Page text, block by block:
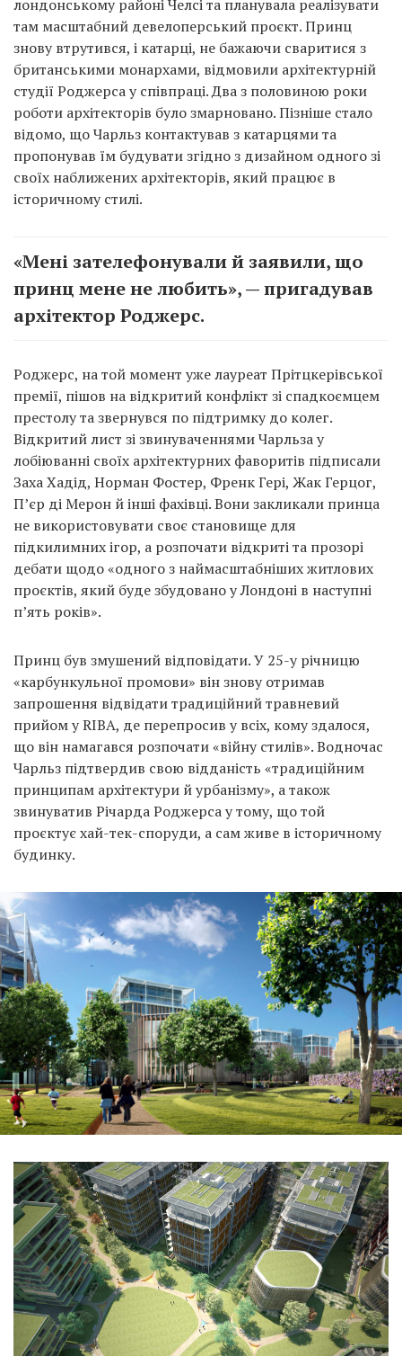
лондонському районі Челсі та планувала реалізувати
там масштабний девелоперський проєкт. Принц
знову втрутився, і катарці, не бажаючи сваритися з
британськими монархами, відмовили архітектурній
студії Роджерса у співпраці. Два з половиною роки
роботи архітекторів було змарновано. Пізніше стало
відомо, що Чарльз контактував з катарцями та
пропонував їм будувати згідно з дизайном одного зі
своїх наближених архітекторів, який працює в
історичному стилі.
«Мені зателефонували й заявили, що
принц мене не любить», — пригадував
архітектор Роджерс.
Роджерс, на той момент уже лауреат Прітцкерівської
премії, пішов на відкритий конфлікт зі спадкоємцем
престолу та звернувся по підтримку до колег.
Відкритий лист зі звинуваченнями Чарльза у
лобіюванні своїх архітектурних фаворитів підписали
Заха Хадід, Норман Фостер, Френк Гері, Жак Герцог,
П’єр ді Мерон й інші фахівці. Вони закликали принца
не використовувати своє становище для
підкилимних ігор, а розпочати відкриті та прозорі
дебати щодо «одного з наймасштабніших житлових
проєктів, який буде збудовано у Лондоні в наступні
п’ять років».
Принц був змушений відповідати. У 25-у річницю
«карбункульної промови» він знову отримав
запрошення відвідати традиційний травневий
прийом у RIBA, де перепросив у всіх, кому здалося,
що він намагався розпочати «війну стилів». Водночас
Чарльз підтвердив свою відданість «традиційним
принципам архітектури й урбанізму», а також
звинуватив Річарда Роджерса у тому, що той
проєктує хай-тек-споруди, а сам живе в історичному
будинку.